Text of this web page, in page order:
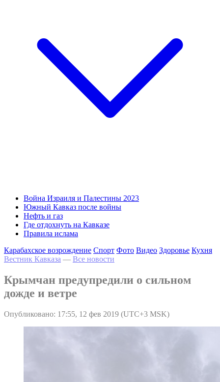
Война Израиля и Палестины 2023
Южный Кавказ после войны
Нефть и газ
Где отдохнуть на Кавказе
Правила ислама
Карабахское возрождение Спорт Фото Видео Здоровье Кухня
Вестник Кавказа — Все новости
Крымчан предупредили о сильном
дожде и ветре
Опубликовано: 17:55, 12 фев 2019 (UTC+3 MSK)